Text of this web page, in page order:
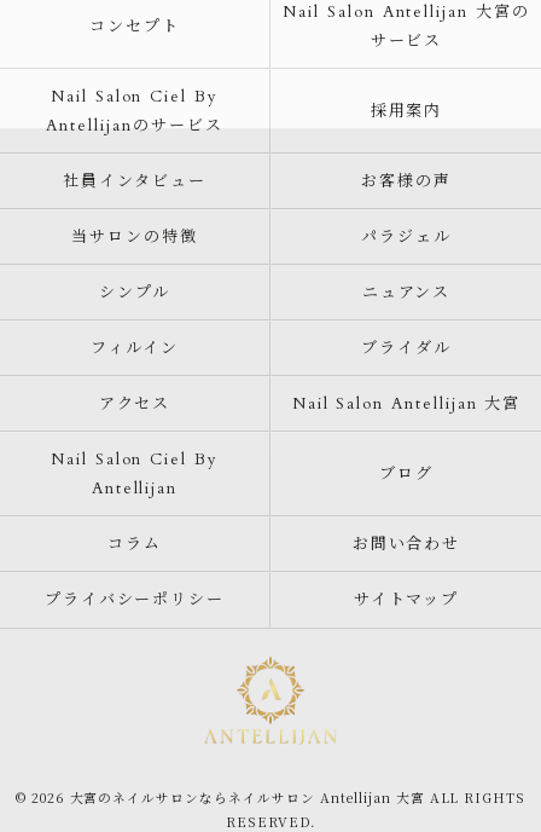
コンセプト
Nail Salon Antellijan 大宮の
サービス
Nail Salon Ciel By
Antellijanのサービス
採用案内
社員インタビュー お客様の声
当サロンの特徴 パラジェル
シンプル ニュアンス
フィルイン ブライダル
アクセス Nail Salon Antellijan 大宮
Nail Salon Ciel By
Antellijan
ブログ
コラム お問い合わせ
プライバシーポリシー サイトマップ
© 2026 大宮のネイルサロンならネイルサロン Antellijan 大宮 ALL RIGHTS
RESERVED.